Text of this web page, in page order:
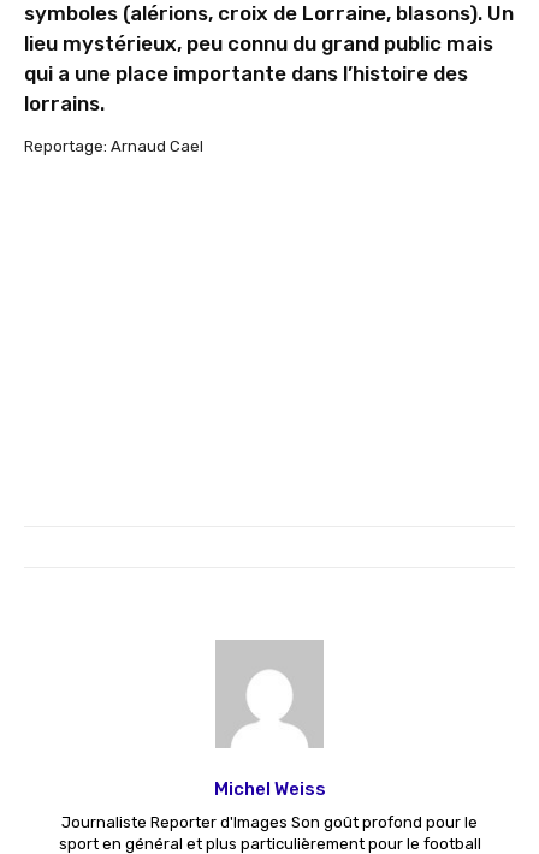
symboles (alérions, croix de Lorraine, blasons). Un
lieu mystérieux, peu connu du grand public mais
qui a une place importante dans l’histoire des
lorrains.
Reportage: Arnaud Cael
Michel Weiss
Journaliste Reporter d'Images Son goût profond pour le
sport en général et plus particulièrement pour le football